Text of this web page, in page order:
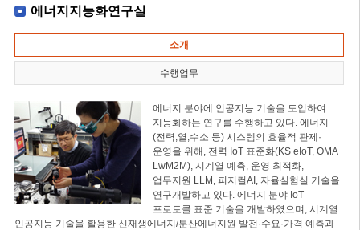
에너지지능화연구실
소개
수행업무
에너지 분야에 인공지능 기술을 도입하여
지능화하는 연구를 수행하고 있다. 에너지
(전력,열,수소 등) 시스템의 효율적 관제·
운영을 위해, 전력 IoT 표준화(KS eIoT, OMA
LwM2M), 시계열 예측, 운영 최적화,
업무지원 LLM, 피지컬AI, 자율실험실 기술을
연구개발하고 있다. 에너지 분야 IoT
프로토콜 표준 기술을 개발하였으며, 시계열
인공지능 기술을 활용한 신재생에너지/분산에너지원 발전·수요·가격 예측과